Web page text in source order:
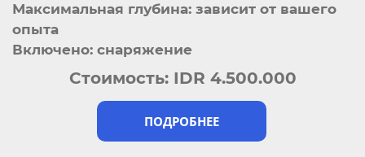
Максимальная глубина: зависит от вашего
опыта
Включено: снаряжение
ПОДРОБНЕЕ
Стоимость: IDR 4.500.000